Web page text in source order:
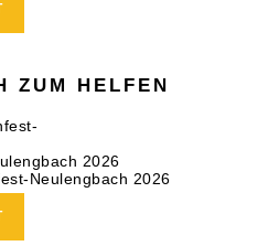
ZUM HELFEN
2026
Neulengbach 2026